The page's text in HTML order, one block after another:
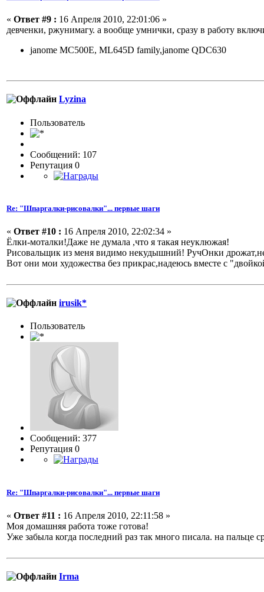
« Ответ #9 : 16 Апреля 2010, 22:01:06 »
девченки, ржунимагу. а вообще умнички, сразу в работу
janome MC500E, ML645D family,janome QDC630
Lyzina
Пользовaтeль
Сообщений: 107
Репутация 0
Re: "Шпаргалки-рисовалки"... первые шаги
« Ответ #10 : 16 Апреля 2010, 22:02:34 »
Ёлки-моталки!Даже не думала ,что я такая неуклюжая!
Рисовальщик из меня видимо некудышний! РучОнки
Вот они мои художества без прикрас,надеюсь вместе с
irusik*
Пользовaтeль
Сообщений: 377
Репутация 0
Re: "Шпаргалки-рисовалки"... первые шаги
« Ответ #11 : 16 Апреля 2010, 22:11:58 »
Моя домашняя работа тоже готова!
Уже забыла когда последний раз так много писала. на
Irma